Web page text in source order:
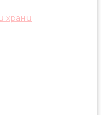
храни